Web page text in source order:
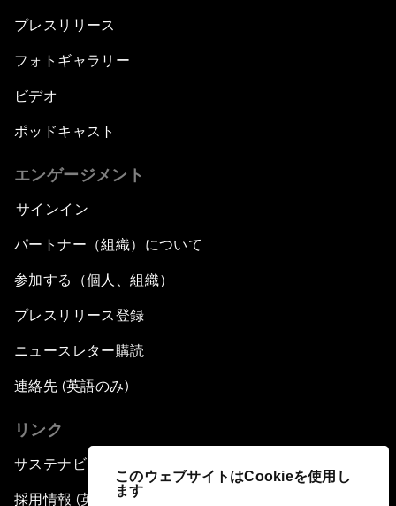
このウェブサイトはCookieを使用し
ます
プレスリリース
フォトギャラリー
ビデオ
ポッドキャスト
エンゲージメント
サインイン
パートナー（組織）について
参加する（個人、組織）
プレスリリース登録
ニュースレター購読
連絡先 (英語のみ)
リンク
サステナビリティへの取り組み
採用情報 (英語のみ)